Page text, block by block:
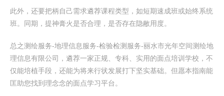
此外，还要把柄自己需求遴荐课程类型，如短期速成班或始终系统
班。同期，提神膏火是否合理，是否存在隐敝用度。
总之测绘服务-地理信息服务-检验检测服务-丽水市光年空间测绘地
理信息有限公司，遴荐一家正规、专科、实用的面点培训学校，不
仅能培植手段，还能为将来行状发展打下坚实基础。但愿本指南能
匡助您找到理念念的面点学习平台。